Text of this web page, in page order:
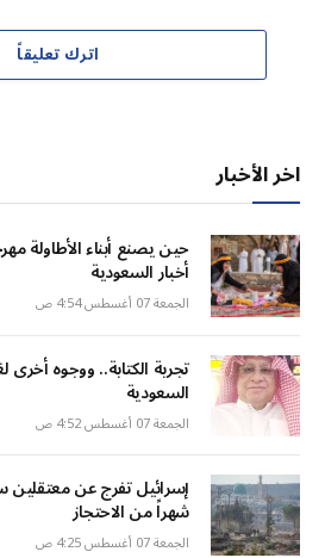
اترك تعليقاً
اخر الأخبار
حين يصنع أبناء الأطاولة
أخبار السعودية
الجمعة 07 أغسطس 4:54 ص
تجربة الكتابة.. ووجوه أخرى
السعودية
الجمعة 07 أغسطس 4:52 ص
شهراً من الاحتجاز
الجمعة 07 أغسطس 4:25 ص